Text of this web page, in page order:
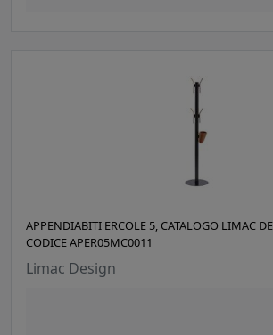
APPENDIABITI ERCOLE 5, CATALOGO LIMAC
CODICE APER05MC0011
Limac Design